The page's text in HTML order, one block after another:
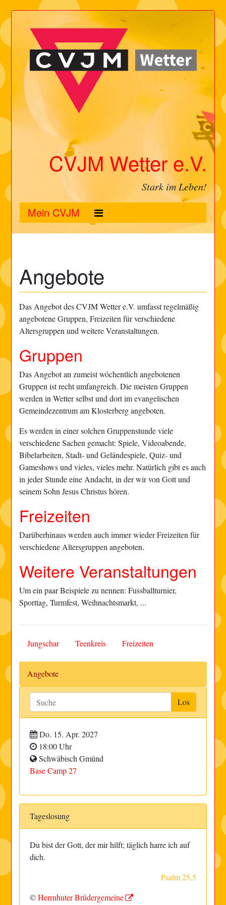
CVJM Wetter e.V.
Stark im Leben!
Mein CVJM
Angebote
Das Angebot des CVJM Wetter e.V. umfasst regelmäßig
angebotene Gruppen, Freizeiten für verschiedene
Altersgruppen und weitere Veranstaltungen.
Gruppen
Das Angebot an zumeist wöchentlich angebotenen
Gruppen ist recht umfangreich. Die meisten Gruppen
werden in Wetter selbst und dort im evangelischen
Gemeindezentrum am Klosterberg angeboten.
Es werden in einer solchen Gruppenstunde viele
verschiedene Sachen gemacht: Spiele, Videoabende,
Bibelarbeiten, Stadt- und Geländespiele, Quiz- und
Gameshows und vieles, vieles mehr. Natürlich gibt es auch
in jeder Stunde eine Andacht, in der wir von Gott und
seinem Sohn Jesus Christus hören.
Freizeiten
Darüberhinaus werden auch immer wieder Freizeiten für
verschiedene Altersgruppen angeboten.
Weitere Veranstaltungen
Um ein paar Beispiele zu nennen: Fussballturnier,
Sporttag, Turmfest, Weihnachtsmarkt, ...
Jungschar Teenkreis Freizeiten
Angebote
Do. 15. Apr. 2027
18:00 Uhr
Schwäbisch Gmünd
Base Camp 27
Tageslosung
Du bist der Gott, der mir hilft; täglich harre ich auf
dich.
Psalm 25,5
©Herrnhuter Brüdergemeine